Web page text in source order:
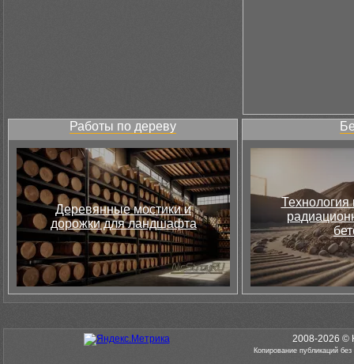
Работы по дереву
Деревянные мостики и
дорожки для ландшафта
Технология
2008-2026 ©
Копирование публикаций